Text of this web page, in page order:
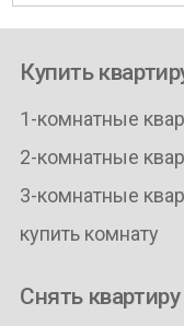
Купить
1-комнатные
2-комнатные
3-комнатные
купить комнату
Снять квартиру